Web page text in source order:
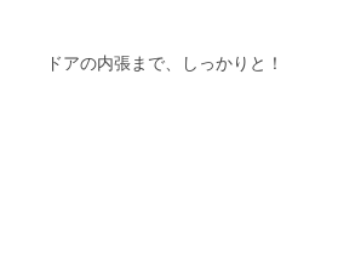
ドアの内張まで、しっかりと！